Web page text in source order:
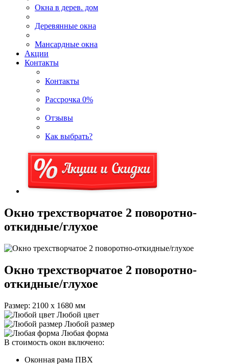
Окна в дерев. дом
Деревянные окна
Мансардные окна
Акции
Контакты
Контакты
Рассрочка 0%
Отзывы
Как выбрать?
Окно трехстворчатое 2 поворотно-
откидные/глухое
Окно трехстворчатое 2 поворотно-
откидные/глухое
Размер: 2100 х 1680 мм
Любой цвет
Любой размер
Любая форма
В стоимость окон включено:
Оконная рама ПВХ